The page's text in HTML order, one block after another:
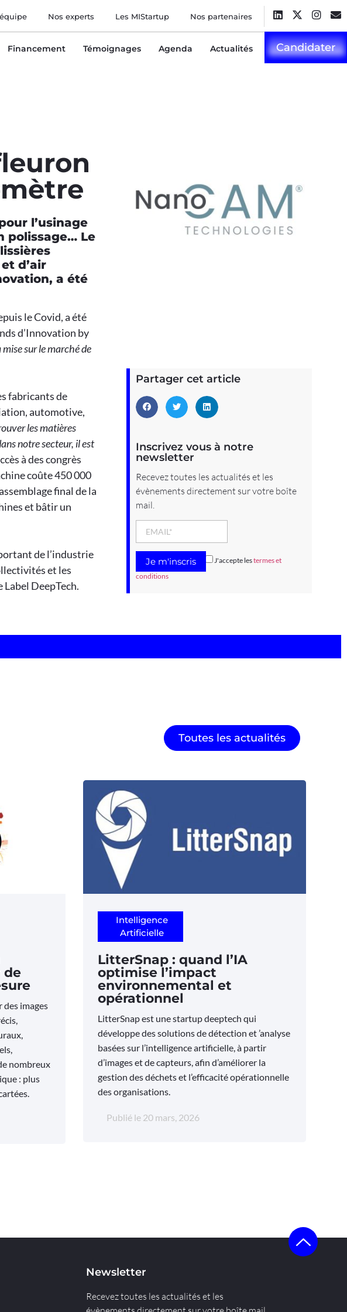
Nos experts Les MIStartup Nos partenaires
Financement Témoignages Agenda Actualités Candidater
l’usinage
polissage… Le
d’air
a été
le Covid, a été
d’Innovation by
sur le marché de
fabricants de
automotive,
les matières
notre secteur, il est
à des congrès
coûte 450 000
final de la
et bâtir un
de l’industrie
et les
DeepTech.
Partager cet article
Inscrivez vous à notre
newsletter
Recevez toutes les actualités et les
évènements directement sur votre boîte
mail.
J'accepte lestermes et
conditions
Toutes les actualités
de
des images
nombreux
: plus
Intelligence
Artificielle
LitterSnap : quand l’IA
optimise l’impact
environnemental et
opérationnel
LitterSnap est une startup deeptech qui
développe des solutions de détection et ’analyse
basées sur l’intelligence artificielle, à partir
d’images et de capteurs, afin d’améliorer la
gestion des déchets et l’efficacité opérationnelle
des organisations.
Publié le 20 mars, 2026
Newsletter
Recevez toutes les actualités et les